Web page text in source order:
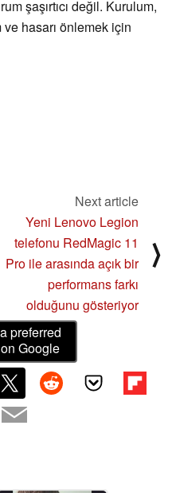
şaşırtıcı değil. Kurulum,
hasarı önlemek için
Next article
Yeni Lenovo Legion
telefonu RedMagic 11
Pro ile arasında açık bir
performans farkı
olduğunu gösteriyor
⟩
preferred
Google